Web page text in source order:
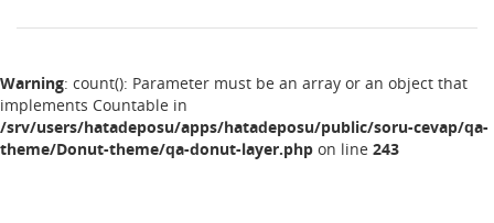
Warning: count(): Parameter must be an array or an object that
implements Countable in
/srv/users/hatadeposu/apps/hatadeposu/public/soru-cevap/qa-
theme/Donut-theme/qa-donut-layer.php on line 243